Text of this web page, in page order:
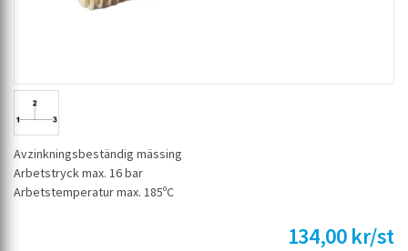
Avzinkningsbeständig mässing
Arbetstryck max. 16 bar
Arbetstemperatur max. 185ºC
134,00 kr/st